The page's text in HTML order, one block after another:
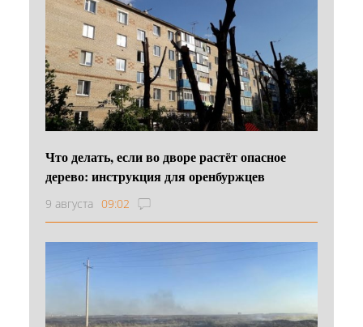
Что делать, если во дворе растёт опасное
дерево: инструкция для оренбуржцев
9 августа 09:02